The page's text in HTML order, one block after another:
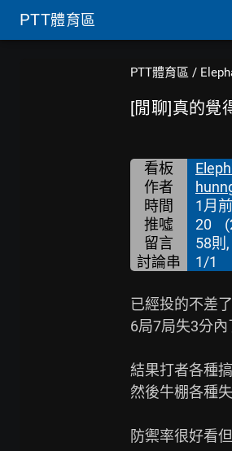
PTT體育區
PTT體育區 /
[閒聊]真的覺
看板
作者
時間 1月前
推噓 20 (
留言
58則
討論串 1/1
已經投的不差了
6局7局失3分內
結果打者各種
然後牛棚各種
防禦率很好看